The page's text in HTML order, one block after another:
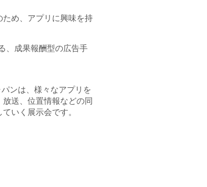
め、アプリに興味を持
、成果報酬型の広告手
ンは、様々なアプリを
送、位置情報などの同
いく展示会です。